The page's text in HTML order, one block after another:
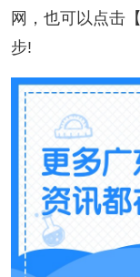
网，也可以点击【
步!